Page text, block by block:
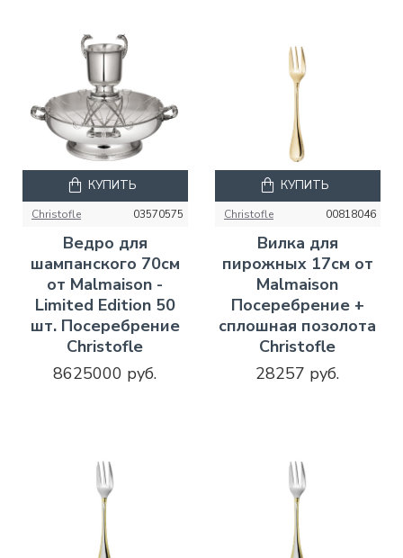
Christofle 03570575
Ведро для
шампанского 70см
от Malmaison -
Limited Edition 50
шт. Посеребрение
Christofle
8625000 руб.
КУПИТЬ
Christofle 00818046
Вилка для
пирожных 17см от
Malmaison
Посеребрение +
сплошная позолота
Christofle
28257 руб.
КУПИТЬ